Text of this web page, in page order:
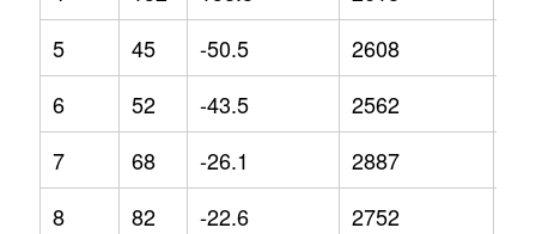
5
45 -50.5 2608
6
52 -43.5 2562
7
68 -26.1 2887
8
82 -22.6 2752